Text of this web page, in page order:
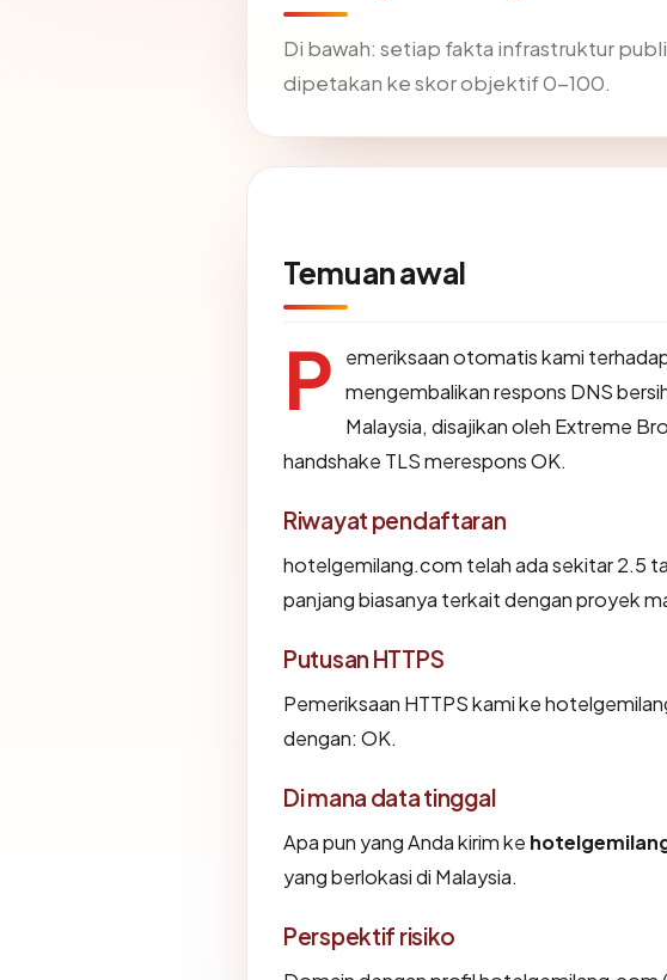
Di bawah: setiap fakta infrastruktur
dipetakan ke skor objektif 0-100.
Temuan awal
P emeriksaan otomatis kami
mengembalikan respons DNS
Malaysia, disajikan oleh Extreme
handshake TLS merespons OK.
Riwayat pendaftaran
hotelgemilang.com telah ada sekitar 2.5
panjang biasanya terkait dengan proyek
Putusan HTTPS
Pemeriksaan HTTPS kami ke
dengan: OK.
Di mana data tinggal
Apa pun yang Anda kirim ke
yang berlokasi di Malaysia.
Perspektif risiko